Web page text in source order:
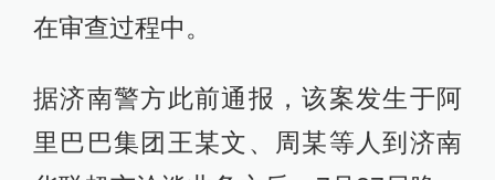
在审查过程中。
据济南警方此前通报，该案发生于阿
里巴巴集团王某文、周某等人到济南